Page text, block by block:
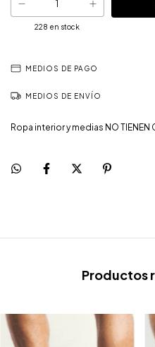
228 en stock
MEDIOS DE PAGO
MEDIOS DE ENVÍO
Ropa interior y medias NO TIENEN
Productos